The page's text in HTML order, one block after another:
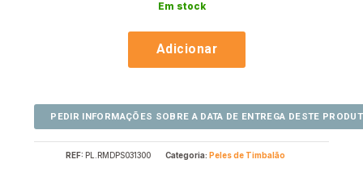
Em stock
Adicionar
REF: PL.RMDPS031300 Categoria: Peles de Timbalão